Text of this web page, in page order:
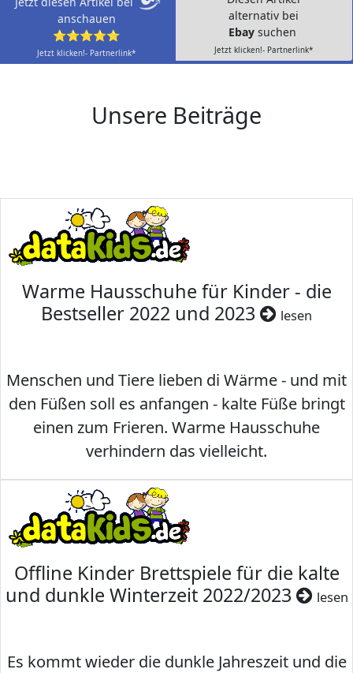
anschauen
⭐⭐⭐⭐⭐
Jetzt klicken!- Partnerlink*
alternativ bei
Ebay suchen
Jetzt klicken!- Partnerlink*
Unsere Beiträge
Warme Hausschuhe für Kinder - die
Bestseller 2022 und 2023
lesen
Menschen und Tiere lieben di Wärme - und mit
den Füßen soll es anfangen - kalte Füße bringt
einen zum Frieren. Warme Hausschuhe
verhindern das vielleicht.
Offline Kinder Brettspiele für die kalte
und dunkle Winterzeit 2022/2023
lesen
Es kommt wieder die dunkle Jahreszeit und die